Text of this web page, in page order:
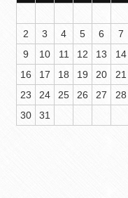
2
3 4 5 6 7
9
10 11 12 13 14
16
17 18 19 20 21
23
24 25 26 27 28
30
31